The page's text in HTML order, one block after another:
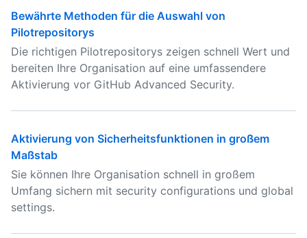
Bewährte Methoden für die Auswahl von
Pilotrepositorys
Die richtigen Pilotrepositorys zeigen schnell Wert und
bereiten Ihre Organisation auf eine umfassendere
Aktivierung vor GitHub Advanced Security.
Aktivierung von Sicherheitsfunktionen in großem
Maßstab
Sie können Ihre Organisation schnell in großem
Umfang sichern mit security configurations und global
settings.